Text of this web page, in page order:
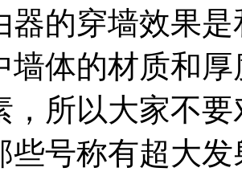
器的穿墙效果
墙体的材质和
，所以大家不
些号称有超大